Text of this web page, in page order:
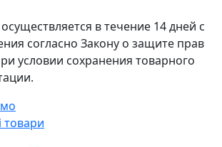
в течение 14 дней с
согласно Закону о защите прав
условии сохранения товарного
товари